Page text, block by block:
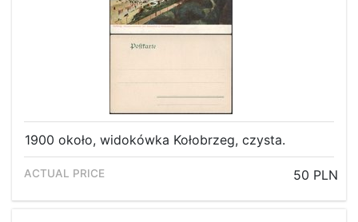
1900 około, widokówka Kołobrzeg, czysta.
50 PLN